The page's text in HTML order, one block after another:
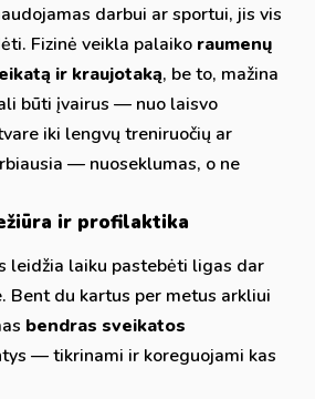
darbui ar sportui, jis vis
Fizinė veikla palaiko raumenų
ir kraujotaką, be to, mažina
būti įvairus — nuo laisvo
iki lengvų treniruočių ar
— nuoseklumas, o ne
ir profilaktika
leidžia laiku pastebėti ligas dar
Bent du kartus per metus arkliui
bendras sveikatos
— tikrinami ir koreguojami kas